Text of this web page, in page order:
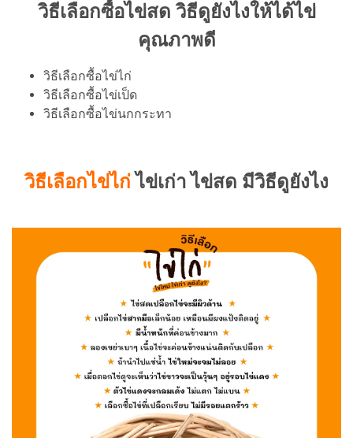
วิธีเลือกซื้อไข่สด วิธีดูยังไงให้ได้ไข่
คุณภาพดี
วิธีเลือกซื้อไข่ไก่
วิธีเลือกซื้อไข่เป็ด
วิธีเลือกซื้อไข่นกกระทา
วิธีเลือกไข่ไก่ ไข่เก่า ไข่สด มีวิธีดูยังไง